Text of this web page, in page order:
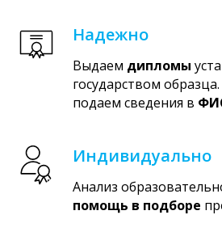
Надежно
Выдаем дипломы
государством
подаем сведения в
Индивидуально
Анализ
помощь в подборе